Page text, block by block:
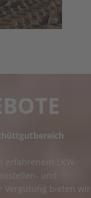
erfahrene/n LKW-
und
Vergütung bieten wir